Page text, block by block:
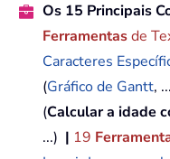
Os 15 Principais
Ferramentasde
Caracteres
(Gráfico de Gantt,
(Calcular a idade
...) | 19